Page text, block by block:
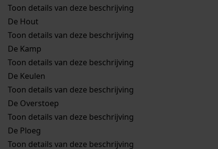
Toon details van deze beschrijving
De Hout
Toon details van deze beschrijving
De Kamp
Toon details van deze beschrijving
De Keulen
Toon details van deze beschrijving
De Overstoep
Toon details van deze beschrijving
De Ploeg
Toon details van deze beschrijving